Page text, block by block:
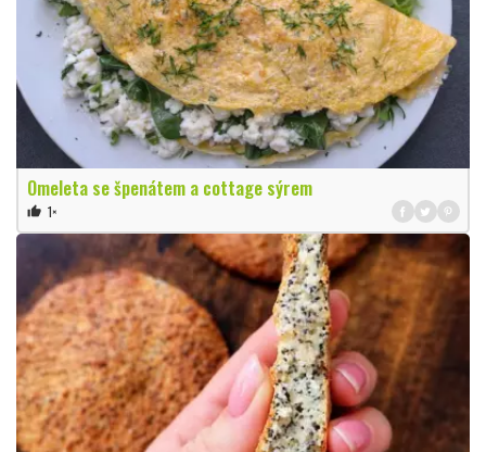
Omeleta se špenátem a cottage sýrem
thumb_up 1×